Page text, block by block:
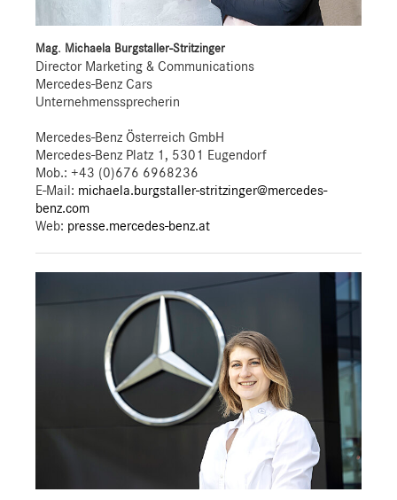
Mag. Michaela Burgstaller-Stritzinger
Director Marketing & Communications
Mercedes-Benz Cars
Unternehmenssprecherin
Mercedes-Benz Österreich GmbH
Mercedes-Benz Platz 1, 5301 Eugendorf
Mob.: +43 (0)676 6968236
E-Mail: michaela.burgstaller-stritzinger@mercedes-
benz.com
Web: presse.mercedes-benz.at